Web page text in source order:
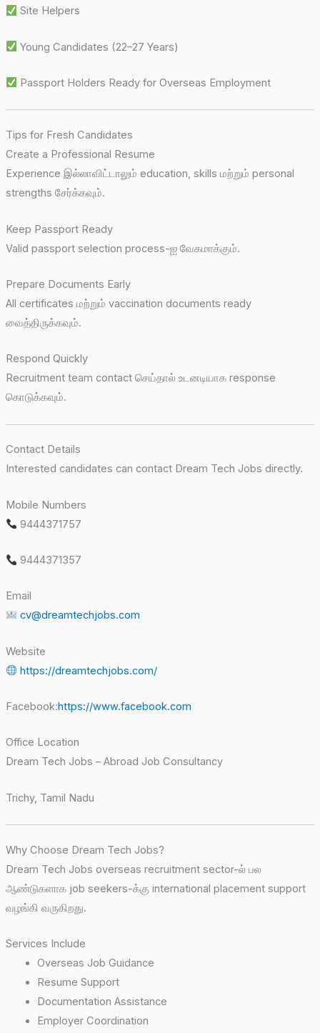
Site Helpers
Young Candidates (22–27 Years)
Passport Holders Ready for Overseas Employment
Tips for Fresh Candidates
Create a Professional Resume
Experience இல்லாவிட்டாலும் education, skills மற்றும் personal
strengths சேர்க்கவும்.
Keep Passport Ready
Valid passport selection process-ஐ வேகமாக்கும்.
Prepare Documents Early
All certificates மற்றும் vaccination documents ready
வைத்திருக்கவும்.
Respond Quickly
Recruitment team contact செய்தால் உடனடியாக response
கொடுக்கவும்.
Contact Details
Interested candidates can contact Dream Tech Jobs directly.
Mobile Numbers
9444371757
9444371357
Email
cv@dreamtechjobs.com
Website
https://dreamtechjobs.com/
Facebook:https://www.facebook.com
Office Location
Dream Tech Jobs – Abroad Job Consultancy
Trichy, Tamil Nadu
Why Choose Dream Tech Jobs?
Dream Tech Jobs overseas recruitment sector-ல் பல
ஆண்டுகளாக job seekers-க்கு international placement support
வழங்கி வருகிறது.
Services Include
Overseas Job Guidance
Resume Support
Documentation Assistance
Employer Coordination